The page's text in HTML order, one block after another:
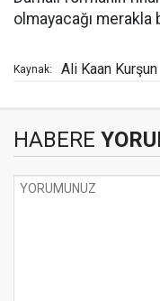
olmayacağı merakla
Kaynak: Ali Kaan Kurşun
HABERE